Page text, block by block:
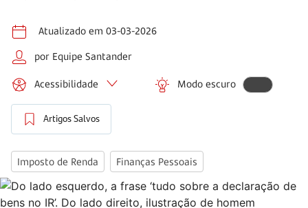
Atualizado em 03-03-2026
por Equipe Santander
Acessibilidade Modo escuro
Artigos Salvos
Imposto de Renda Finanças Pessoais